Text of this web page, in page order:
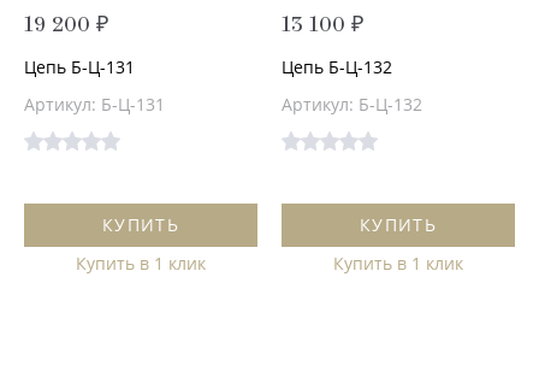
19 200 ₽
Цепь Б-Ц-131
Артикул: Б-Ц-131
КУПИТЬ
Купить в 1 клик
13 100 ₽
Цепь Б-Ц-132
Артикул: Б-Ц-132
КУПИТЬ
Купить в 1 клик